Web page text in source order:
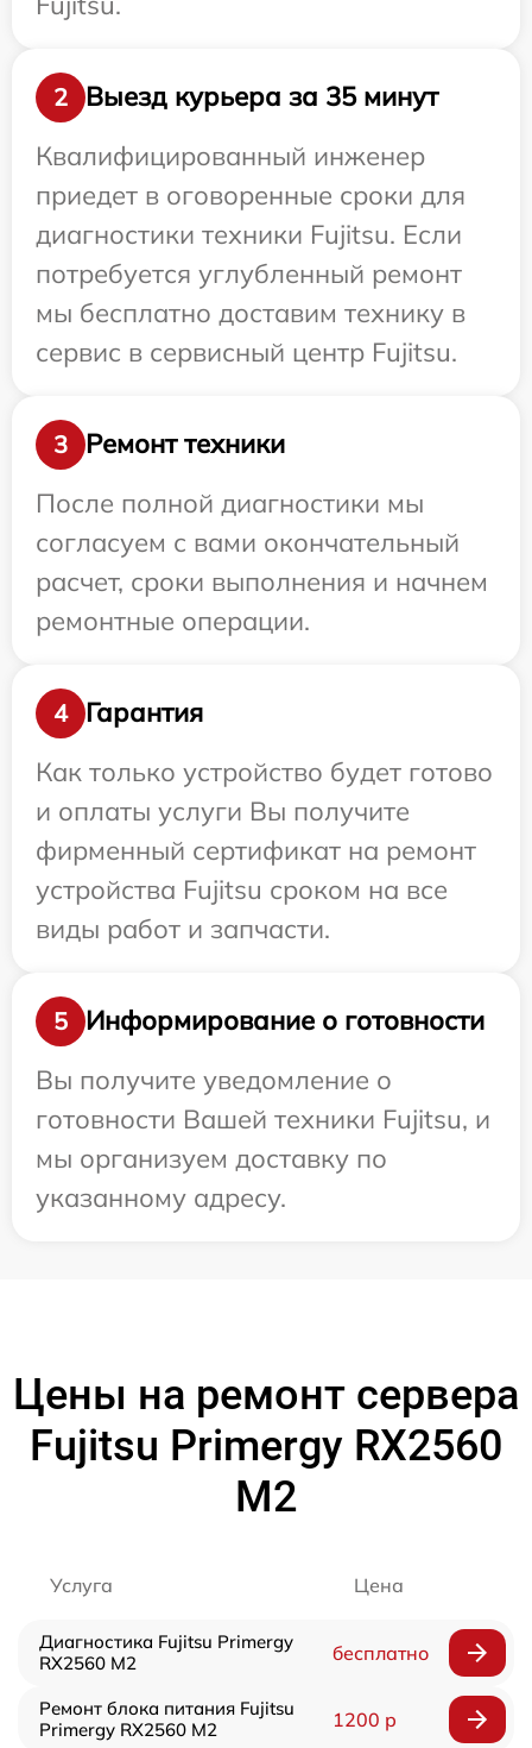
2
Выезд курьера за 35 минут
Квалифицированный инженер
приедет в оговоренные сроки для
диагностики техники Fujitsu. Если
потребуется углубленный ремонт
мы бесплатно доставим технику в
сервис в сервисный центр Fujitsu.
3
Ремонт техники
После полной диагностики мы
согласуем с вами окончательный
расчет, сроки выполнения и начнем
ремонтные операции.
4
Гарантия
Как только устройство будет готово
и оплаты услуги Вы получите
фирменный сертификат на ремонт
устройства Fujitsu сроком на все
виды работ и запчасти.
5
Информирование о готовности
Вы получите уведомление о
готовности Вашей техники Fujitsu, и
мы организуем доставку по
указанному адресу.
Цены на ремонт сервера
Fujitsu Primergy RX2560
M2
Услуга Цена
Диагностика Fujitsu Primergy
RX2560 M2
бесплатно
Ремонт блока питания Fujitsu
Primergy RX2560 M2
1200 р